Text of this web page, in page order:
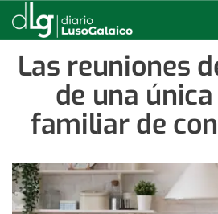
Las reuniones
de una
familiar de